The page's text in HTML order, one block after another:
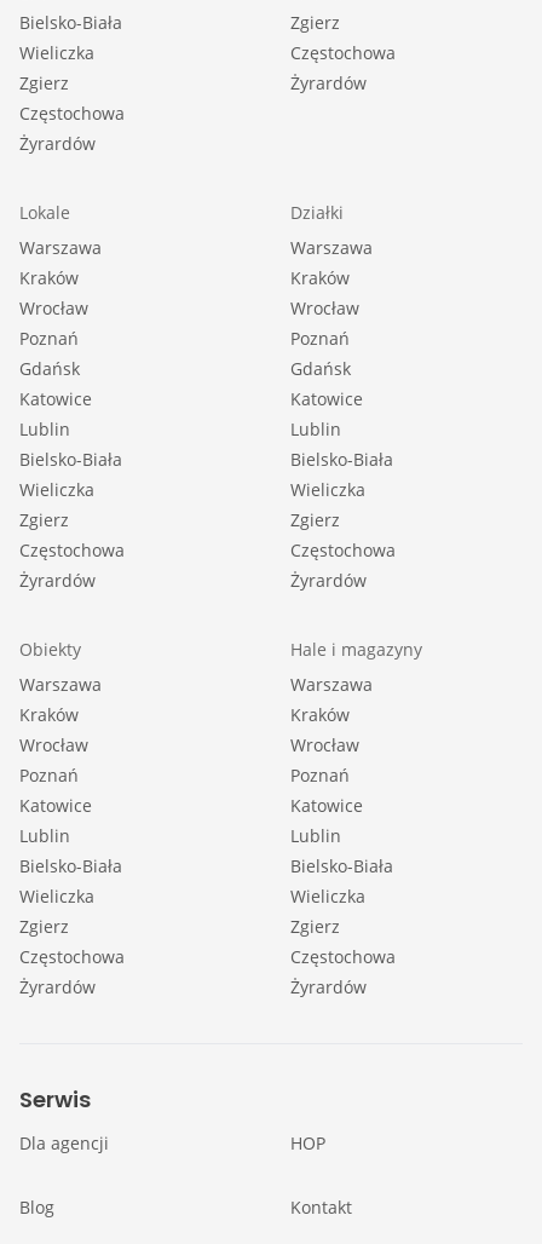
Bielsko-Biała
Wieliczka
Zgierz
Częstochowa
Żyrardów
Zgierz
Częstochowa
Żyrardów
Lokale
Warszawa
Kraków
Wrocław
Poznań
Gdańsk
Katowice
Lublin
Bielsko-Biała
Wieliczka
Zgierz
Częstochowa
Żyrardów
Działki
Warszawa
Kraków
Wrocław
Poznań
Gdańsk
Katowice
Lublin
Bielsko-Biała
Wieliczka
Zgierz
Częstochowa
Żyrardów
Obiekty
Warszawa
Kraków
Wrocław
Poznań
Katowice
Lublin
Bielsko-Biała
Wieliczka
Zgierz
Częstochowa
Żyrardów
Hale i magazyny
Warszawa
Kraków
Wrocław
Poznań
Katowice
Lublin
Bielsko-Biała
Wieliczka
Zgierz
Częstochowa
Żyrardów
Serwis
Dla agencji HOP
Blog Kontakt